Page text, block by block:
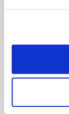
Shein